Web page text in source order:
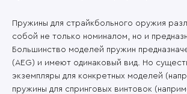
Пружины для страйкбольного оружия
собой не только номиналом, но и
Большинство моделей пружин
(AEG) и имеют одинаковый вид. Но
экземпляры для конкретных моделей
пружины для спринговых винтовок